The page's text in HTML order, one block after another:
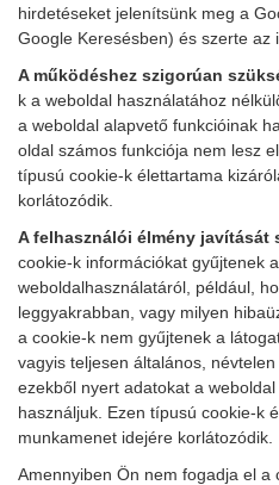
hirdetéseket jelenítsünk meg a
Google Keresésben) és szerte az
A működéshez szigorúan
k a weboldal használatához
a weboldal alapvető funkcióinak
oldal számos funkciója nem lesz
típusú cookie-k élettartama
korlátozódik.
A felhasználói élmény javítását
cookie-k információkat gyűjtenek
weboldalhasználatáról, például,
leggyakrabban, vagy milyen
a cookie-k nem gyűjtenek a
vagyis teljesen általános,
ezekből nyert adatokat a
használjuk. Ezen típusú cookie-k
munkamenet idejére korlátozódik.
Amennyiben Ön nem fogadja el a